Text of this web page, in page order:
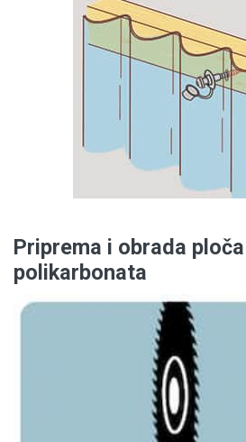
Priprema i obrada
polikarbonata